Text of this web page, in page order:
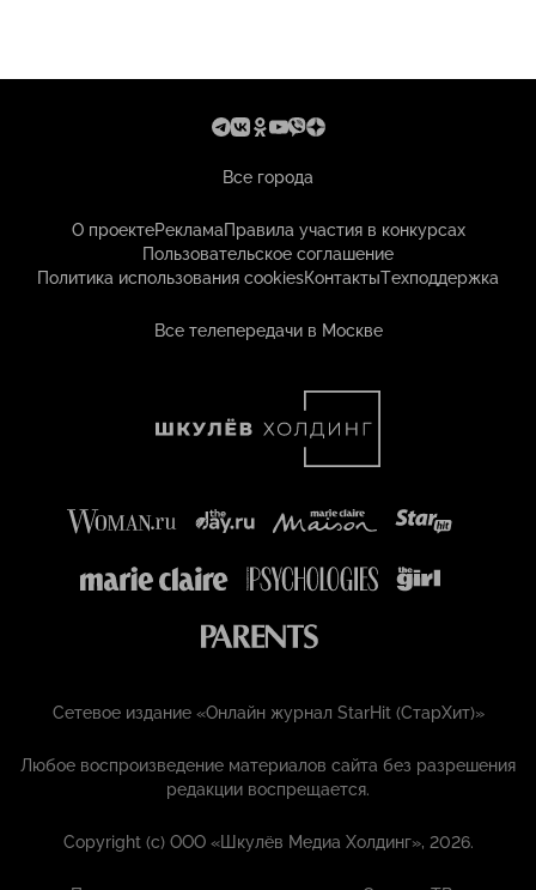
Все города
О проектеРекламаПравила участия в конкурсах
Пользовательское соглашение
Политика использования cookiesКонтактыТехподдержка
Все телепередачи в Москве
Сетевое издание «Онлайн журнал StarHit (СтарХит)»
Любое воспроизведение материалов сайта без разрешения
редакции воспрещается.
Copyright (с) ООО «Шкулёв Медиа Холдинг», 2026.